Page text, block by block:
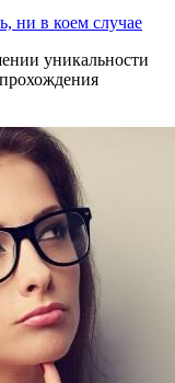
ни в коем случае
уникальности